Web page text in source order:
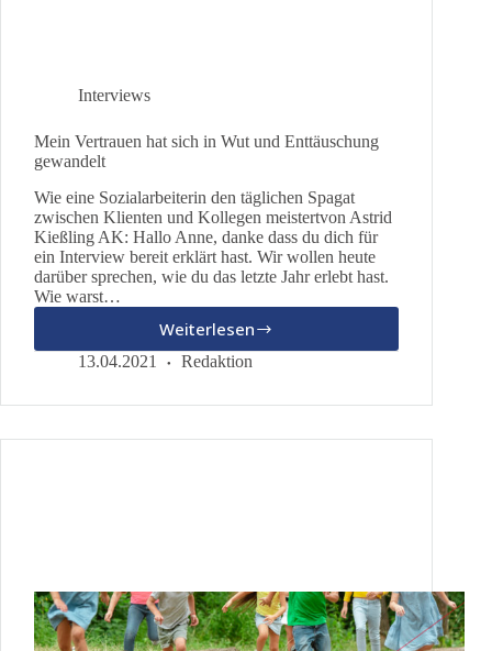
Interviews
Mein Vertrauen hat sich in Wut und Enttäuschung
gewandelt
Wie eine Sozialarbeiterin den täglichen Spagat
zwischen Klienten und Kollegen meistertvon Astrid
Kießling AK: Hallo Anne, danke dass du dich für
ein Interview bereit erklärt hast. Wir wollen heute
darüber sprechen, wie du das letzte Jahr erlebt hast.
Wie warst…
Weiterlesen
Mein
Vertrauen
sich
13.04.2021 Redaktion